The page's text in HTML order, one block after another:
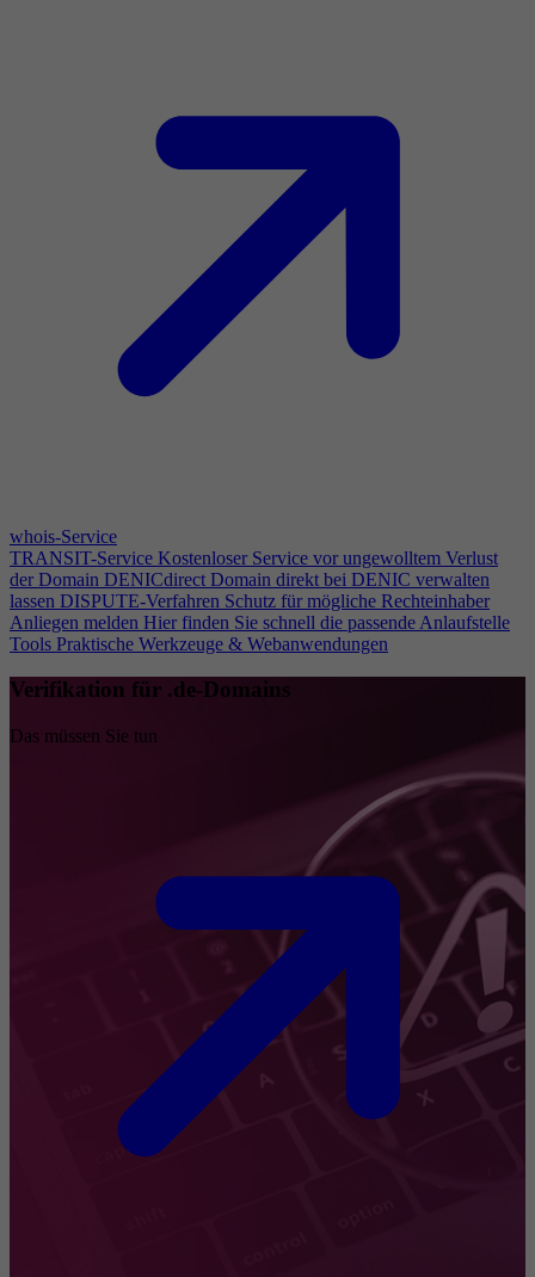
whois-Service
TRANSIT-Service Kostenloser Service vor ungewolltem Verlust
der Domain DENICdirect Domain direkt bei DENIC verwalten
lassen DISPUTE-Verfahren Schutz für mögliche Rechteinhaber
Anliegen melden Hier finden Sie schnell die passende Anlaufstelle
Tools Praktische Werkzeuge & Webanwendungen
Verifikation für .de-Domains
Das müssen Sie tun